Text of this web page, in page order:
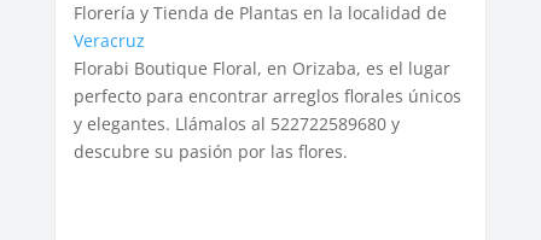
Florería y Tienda de Plantas en la localidad de
Veracruz
Florabi Boutique Floral, en Orizaba, es el lugar
perfecto para encontrar arreglos florales únicos
y elegantes. Llámalos al 522722589680 y
descubre su pasión por las flores.